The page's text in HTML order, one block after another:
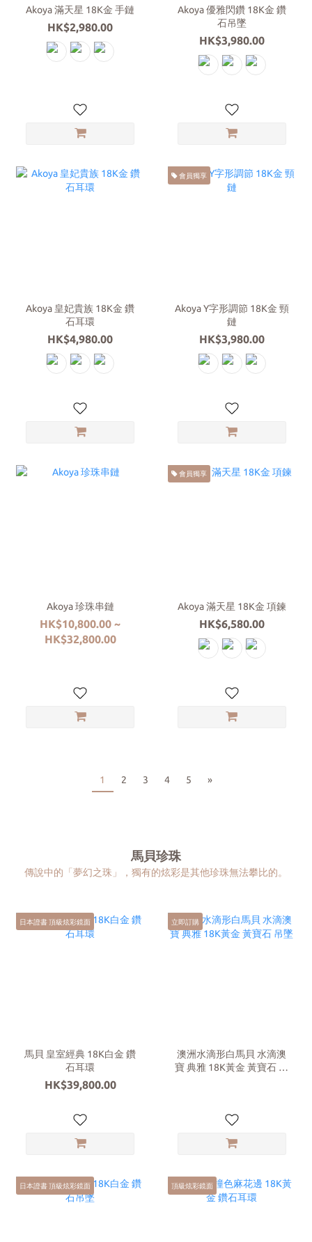
Akoya 滿天星 18K金 手鏈
HK$2,980.00
Akoya 優雅閃鑽 18K金 鑽
石吊墜
HK$3,980.00
Akoya 皇妃貴族 18K金 鑽
石耳環
HK$4,980.00
會員獨享
Akoya Y字形調節 18K金 頸
鏈
HK$3,980.00
Akoya 珍珠串鏈
HK$10,800.00 ~
HK$32,800.00
會員獨享
Akoya 滿天星 18K金 項鍊
HK$6,580.00
1 2 3 4 5 »
馬貝珍珠
傳說中的 「 夢幻之珠」，獨有的炫彩是其他珍珠無法攀比的。
日本證書 頂級炫彩鏡面
馬貝 皇室經典 18K白金 鑽
石耳環
HK$39,800.00
立即訂購
澳洲水滴形白馬貝 水滴澳
寶 典雅 18K黃金 黃寶石 吊
日本證書 頂級炫彩鏡面 頂級炫彩鏡面